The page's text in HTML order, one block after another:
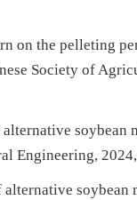
on the pelleting
Society of
soybean
Engineering,
soybean